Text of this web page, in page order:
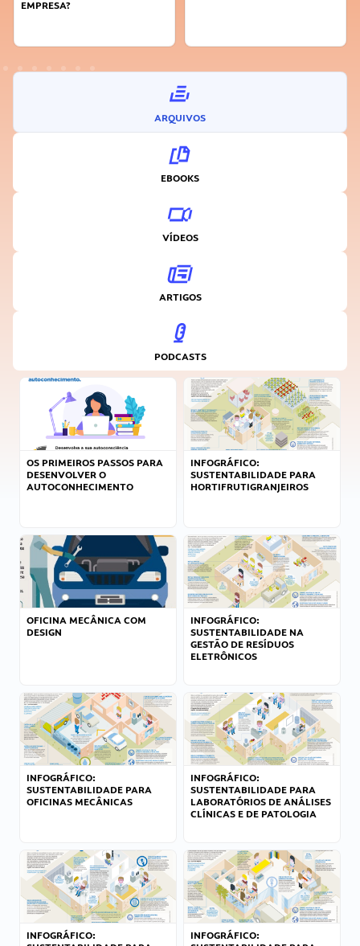
EMPRESA?
ARQUIVOS
EBOOKS
VÍDEOS
ARTIGOS
PODCASTS
OS PRIMEIROS PASSOS PARA
DESENVOLVER O
AUTOCONHECIMENTO
INFOGRÁFICO:
SUSTENTABILIDADE PARA
HORTIFRUTIGRANJEIROS
OFICINA MECÂNICA COM
DESIGN
INFOGRÁFICO:
SUSTENTABILIDADE NA
GESTÃO DE RESÍDUOS
ELETRÔNICOS
INFOGRÁFICO:
SUSTENTABILIDADE PARA
OFICINAS MECÂNICAS
INFOGRÁFICO:
SUSTENTABILIDADE PARA
LABORATÓRIOS DE ANÁLISES
CLÍNICAS E DE PATOLOGIA
INFOGRÁFICO:
INFOGRÁFICO: